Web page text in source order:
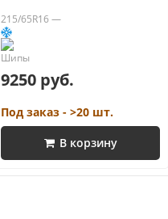
215/65R16 —
9250 руб.
Под заказ - >20 шт.
В корзину